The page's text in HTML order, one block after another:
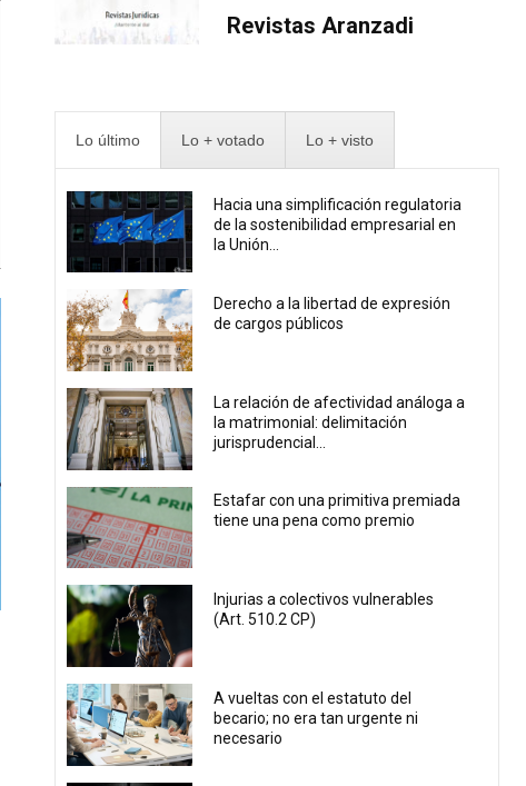
Revistas Aranzadi
Lo último Lo + votado Lo + visto
Hacia una simplificación regulatoria
de la sostenibilidad empresarial en
la Unión...
Derecho a la libertad de expresión
de cargos públicos
La relación de afectividad análoga a
la matrimonial: delimitación
jurisprudencial...
Estafar con una primitiva premiada
tiene una pena como premio
Injurias a colectivos vulnerables
(Art. 510.2 CP)
A vueltas con el estatuto del
becario; no era tan urgente ni
necesario